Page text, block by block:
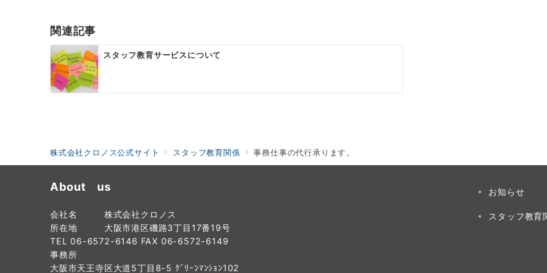
ゲ
ー
シ
ョ
関連記事
スタッフ教育サービスについて
株式会社クロノス公式サイト スタッフ教育関係 事務仕事の代行承ります。
About us
会社名 株式会社クロノス
所在地 大阪市港区磯路3丁目17番19号
TEL 06-6572-6146 FAX 06-6572-6149
事務所
大阪市天王寺区大道5丁目8-5 ｸﾞﾘｰﾝﾏﾝｼｮﾝ102
お知らせ
スタッフ教育